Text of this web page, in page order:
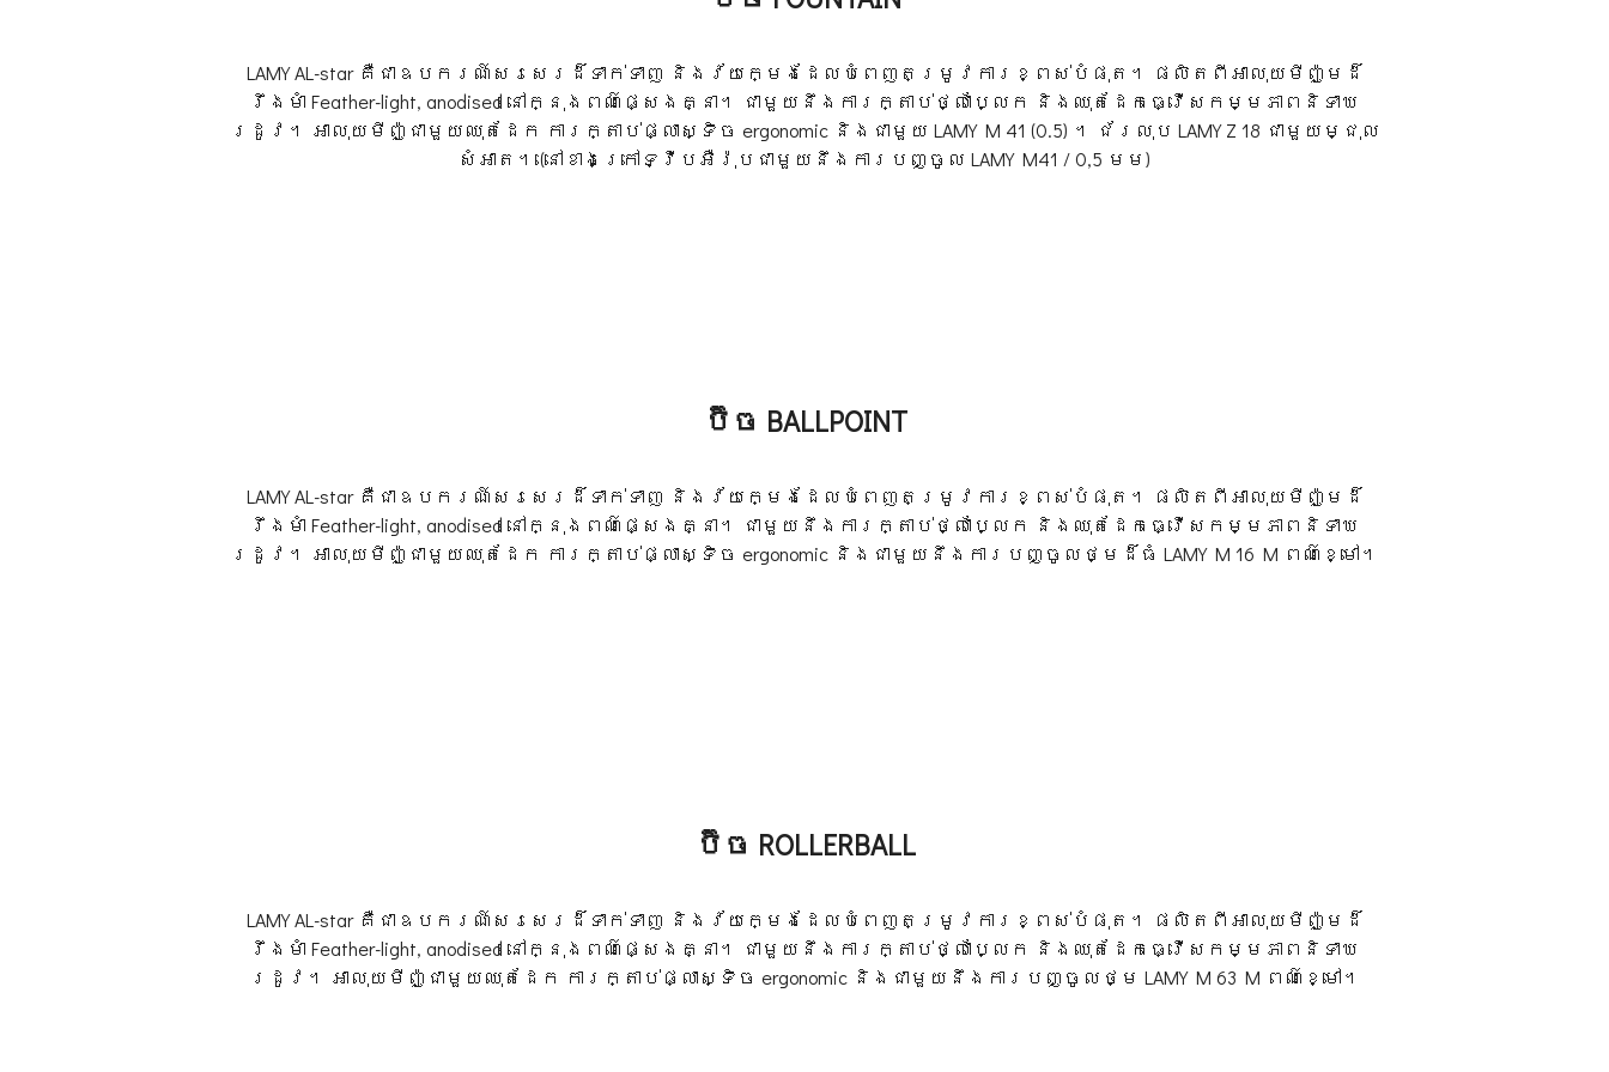
LAMY AL-star គឺជាឧបករណ៍សរសេរដ៏ទាក់ទាញ និងវ័យក្មេងដែលបំពេញតម្រូវការខ្ពស់បំផុត។ ផលិតពីអាលុយមីញ៉ូមដ៏
រឹងមាំ Feather-light, anodised នៅក្នុងពណ៌ផ្សេងគ្នា។ ជាមួយនឹងការក្តាប់ថ្លាប្លែក និងឈុតដែកធ្វើសកម្មភាពនិទាឃ
រដូវ។ អាលុយមីញ៉ូជាមួយឈុតដែក ការក្តាប់ផ្លាស្ទិច ergonomic និងជាមួយ LAMY M 41 (0.5) ។ ជ័រលុប LAMY Z 18 ជាមួយម្ជុល
សំអាត។ (នៅខាងក្រៅទ្វីបអឺរ៉ុបជាមួយនឹងការបញ្ចូល LAMY M41 / 0,5 មម)
ប៊ិច BALLPOINT
LAMY AL-star គឺជាឧបករណ៍សរសេរដ៏ទាក់ទាញ និងវ័យក្មេងដែលបំពេញតម្រូវការខ្ពស់បំផុត។ ផលិតពីអាលុយមីញ៉ូមដ៏
រឹងមាំ Feather-light, anodised នៅក្នុងពណ៌ផ្សេងគ្នា។ ជាមួយនឹងការក្តាប់ថ្លាប្លែក និងឈុតដែកធ្វើសកម្មភាពនិទាឃ
រដូវ។ អាលុយមីញ៉ូជាមួយឈុតដែក ការក្តាប់ផ្លាស្ទិច ergonomic និងជាមួយនឹងការបញ្ចូលថ្មដ៏ធំ LAMY M 16 M ពណ៌ខ្មៅ។
ប៊ិច ROLLERBALL
LAMY AL-star គឺជាឧបករណ៍សរសេរដ៏ទាក់ទាញ និងវ័យក្មេងដែលបំពេញតម្រូវការខ្ពស់បំផុត។ ផលិតពីអាលុយមីញ៉ូមដ៏
រឹងមាំ Feather-light, anodised នៅក្នុងពណ៌ផ្សេងគ្នា។ ជាមួយនឹងការក្តាប់ថ្លាប្លែក និងឈុតដែកធ្វើសកម្មភាពនិទាឃ
រដូវ។ អាលុយមីញ៉ូជាមួយឈុតដែក ការក្តាប់ផ្លាស្ទិច ergonomic និងជាមួយនឹងការបញ្ចូលថ្ម LAMY M 63 M ពណ៌ខ្មៅ។